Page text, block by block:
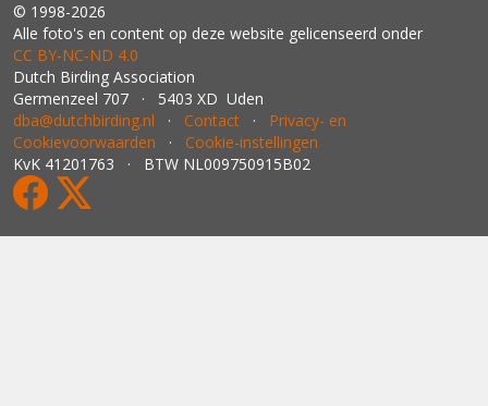
© 1998-2026
Alle foto's en content op deze website gelicenseerd onder
CC BY‑NC‑ND 4.0
Dutch Birding Association
Germenzeel 707 · 5403 XD Uden
dba@dutchbirding.nl · Contact · Privacy- en
Cookievoorwaarden · Cookie-instellingen
KvK 41201763 · BTW NL009750915B02